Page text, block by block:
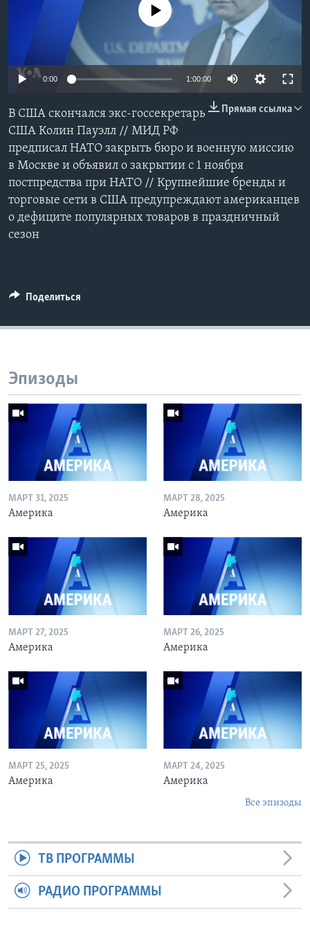
Learning English
СОЦИАЛЬНЫЕ СЕТИ
Языки
No media source currently available
0:00 1:00:00
Прямая ссылка
В США скончался экс-госсекретарь
США Колин Пауэлл // МИД РФ
предписал НАТО закрыть бюро и военную миссию
в Москве и объявил о закрытии с 1 ноября
постпредства при НАТО // Крупнейшие бренды и
торговые сети в США предупреждают американцев
о дефиците популярных товаров в праздничный
сезон
Поделиться
Эпизоды
МАРТ 31, 2025
Америка
МАРТ 28, 2025
Америка
МАРТ 27, 2025
Америка
МАРТ 26, 2025
Америка
МАРТ 25, 2025
Америка
МАРТ 24, 2025
Америка
Все эпизоды
ТВ ПРОГРАММЫ
РАДИО ПРОГРАММЫ